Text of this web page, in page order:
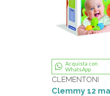
Acquista con
WhatsApp
CLEMENTONI